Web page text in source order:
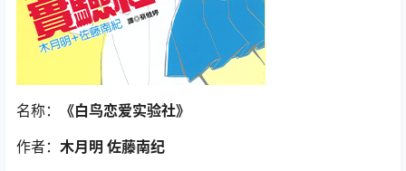
名称：
《白鸟恋爱实验社》
作者： 木月明 佐藤南纪